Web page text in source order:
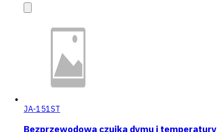
JA-151ST
Bezprzewodowa czujka dymu i temperatury